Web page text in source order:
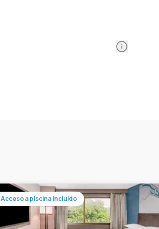
Information
Acceso a piscina incluido